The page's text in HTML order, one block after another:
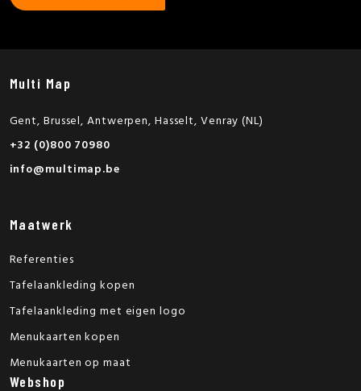
Multi Map
Gent, Brussel, Antwerpen, Hasselt, Venray (NL)
+32 (0)800 70980
info@multimap.be
Maatwerk
Referenties
Tafelaankleding kopen
Tafelaankleding met eigen logo
Menukaarten kopen
Menukaarten op maat
Webshop